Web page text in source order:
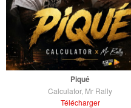
Piqué
Calculator, Mr Rally
Télécharger